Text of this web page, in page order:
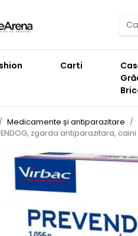
Carti
Medicamente și antiparazitare
zgarda antiparazitara,